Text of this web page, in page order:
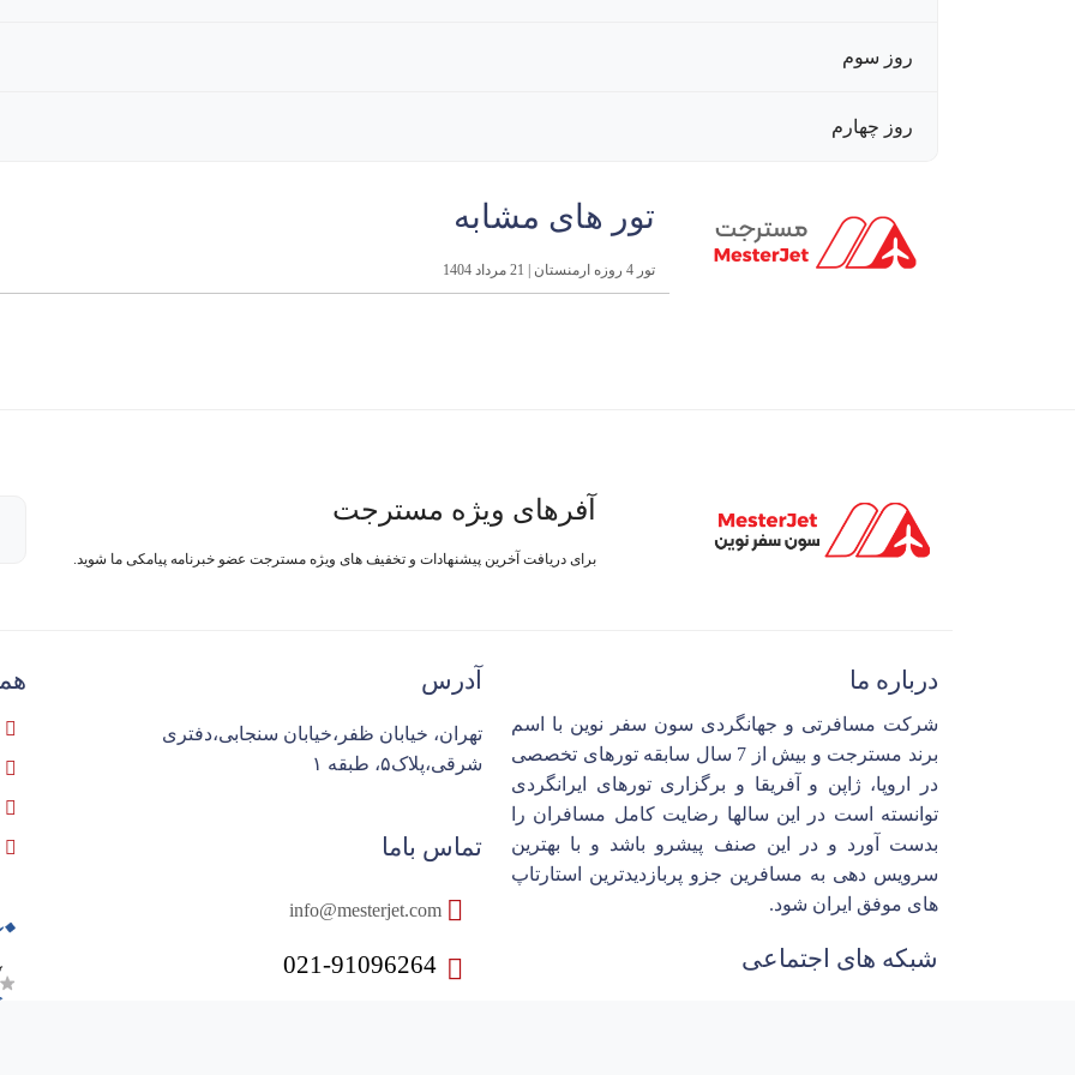
روز سوم
روز چهارم
تور های مشابه
تور 4 روزه ارمنستان | 21 مرداد 1404
آفرهای ویژه مسترجت
برای دریافت آخرین پیشنهادات و تخفیف های ویژه مسترجت عضو خبرنامه پیامکی ما شوید.
درباره ما
شرکت مسافرتی و جهانگردی سون سفر نوین با اسم
برند مسترجت و بیش از 7 سال سابقه تورهای تخصصی
در اروپا، ژاپن و آفریقا و برگزاری تورهای ایرانگردی
توانسته است در این سالها رضایت کامل مسافران را
بدست آورد و در این صنف پیشرو باشد و با بهترین
سرویس دهی به مسافرین جزو پربازدیدترین استارتاپ
های موفق ایران شود.
شبکه های اجتماعی
آدرس
تهران، خیابان ظفر،خیابان سنجابی،دفتری
شرقی،پلاک۵، طبقه ۱
تماس باما
021-91096264